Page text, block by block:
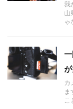
我
山
ゃ
カ
ま
こ